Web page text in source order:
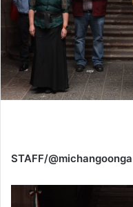
STAFF/@michangoonga